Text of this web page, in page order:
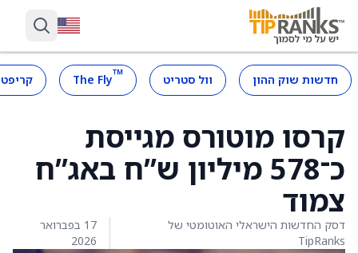
חדשות שוק ההון וול סטריט ™
The Fly
קרסו מוטורס מגייסת
כ־578 מיליון ש”ח באג”ח
צמוד
דסק החדשות הישראלי האוטומטי של
TipRanks
17 בפברואר
2026